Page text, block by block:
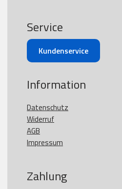
Service
Kundenservice
Information
Datenschutz
Widerruf
AGB
Impressum
Zahlung